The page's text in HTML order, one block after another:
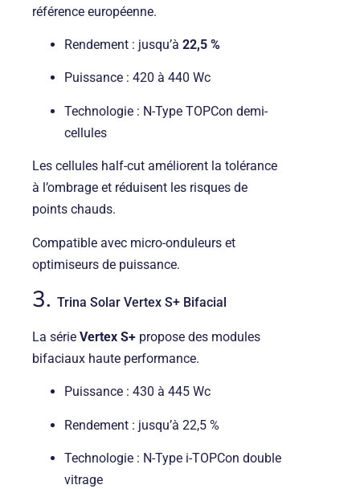
référence européenne.
Rendement : jusqu’à 22,5 %
Puissance : 420 à 440 Wc
Technologie : N-Type TOPCon demi-
cellules
Les cellules half-cut améliorent la tolérance
à l’ombrage et réduisent les risques de
points chauds.
Compatible avec micro-onduleurs et
optimiseurs de puissance.
3. Trina Solar Vertex S+ Bifacial
La série Vertex S+ propose des modules
bifaciaux haute performance.
Puissance : 430 à 445 Wc
Rendement : jusqu’à 22,5 %
Technologie : N-Type i-TOPCon double
vitrage